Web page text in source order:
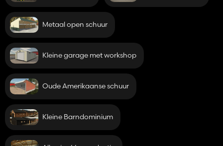
Metaal open schuur
Kleine garage met workshop
Oude Amerikaanse schuur
Kleine Barndominium